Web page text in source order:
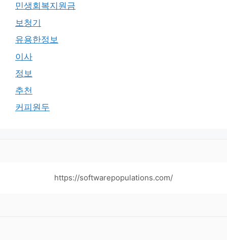
민생회복지원금
보청기
유용한정보
이사
정보
추천
커피원두
https://softwarepopulations.com/